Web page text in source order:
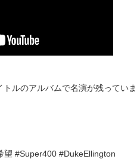
ルのアルバムで名演が残っていま
望 #Super400 #DukeEllington